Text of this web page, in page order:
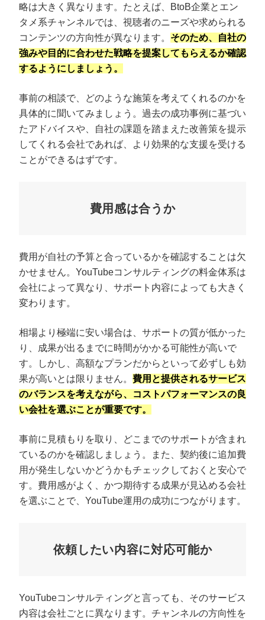
略は大きく異なります。たとえば、BtoB企業とエン
タメ系チャンネルでは、視聴者のニーズや求められる
コンテンツの方向性が異なります。 そのため、自社の
強みや目的に合わせた戦略を提案してもらえるか確認
するようにしましょう。
事前の相談で、どのような施策を考えてくれるのかを
具体的に聞いてみましょう。過去の成功事例に基づい
たアドバイスや、自社の課題を踏まえた改善策を提示
してくれる会社であれば、より効果的な支援を受ける
ことができるはずです。
費用感は合うか
費用が自社の予算と合っているかを確認することは欠
かせません。YouTubeコンサルティングの料金体系は
会社によって異なり、サポート内容によっても大きく
変わります。
相場より極端に安い場合は、サポートの質が低かった
り、成果が出るまでに時間がかかる可能性が高いで
す。しかし、高額なプランだからといって必ずしも効
果が高いとは限りません。 費用と提供されるサービス
のバランスを考えながら、コストパフォーマンスの良
い会社を選ぶことが重要です。
事前に見積もりを取り、どこまでのサポートが含まれ
ているのかを確認しましょう。また、契約後に追加費
用が発生しないかどうかもチェックしておくと安心で
す。費用感がよく、かつ期待する成果が見込める会社
を選ぶことで、YouTube運用の成功につながります。
依頼したい内容に対応可能か
YouTubeコンサルティングと言っても、そのサービス
内容は会社ごとに異なります。チャンネルの方向性を